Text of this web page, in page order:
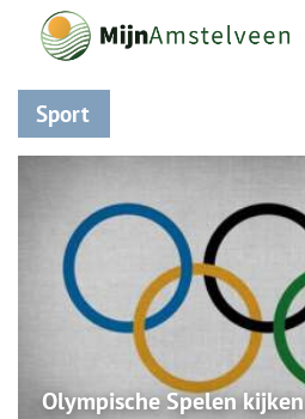
Sport
Olympische Spelen